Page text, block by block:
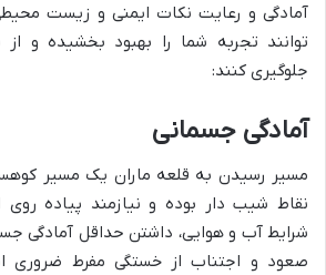
آمادگی و رعایت نکات ایمنی و زیست
توانند تجربه شما را بهبود بخشیده و از
جلوگیری کنند:
آمادگی جسمانی
مسیر رسیدن به قلعه ماران یک مسیر
نقاط شیب دار بوده و نیازمند پیاده
شرایط آب و هوایی، داشتن حداقل آمادگی
صعود و اجتناب از خستگی مفرط ضروری